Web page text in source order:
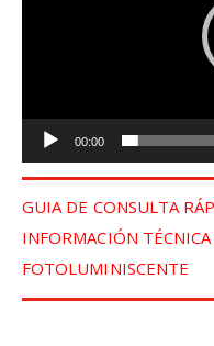
00:00
GUIA DE CONSULTA
INFORMACIÓN
FOTOLUMINISCENTE